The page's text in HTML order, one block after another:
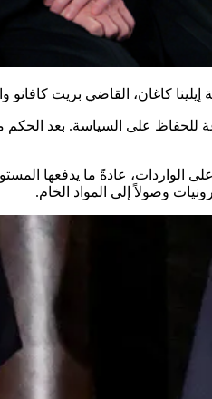
كاغان، القاضي بريت كافانو
مباشرة، أعلن عن فرض رسوم جمركية دولية
عادةً ما يدفعها
وصولاً إلى المواد الخام.